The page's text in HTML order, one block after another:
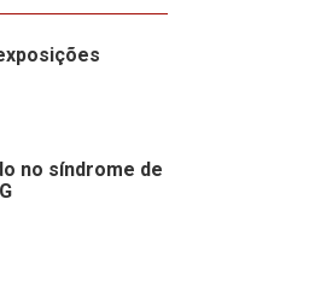
no síndrome de